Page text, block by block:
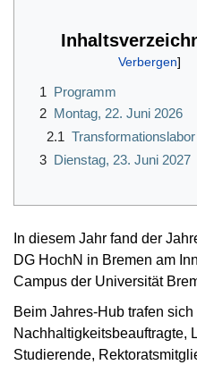
1 Programm
2 Montag, 22. Juni 2026
2.1 Transformationslabor
3 Dienstag, 23. Juni 2027
In diesem Jahr fand der
DG HochN in Bremen am
Campus der Universität
Beim Jahres-Hub trafen sich
Nachhaltigkeitsbeauftragte,
Studierende,